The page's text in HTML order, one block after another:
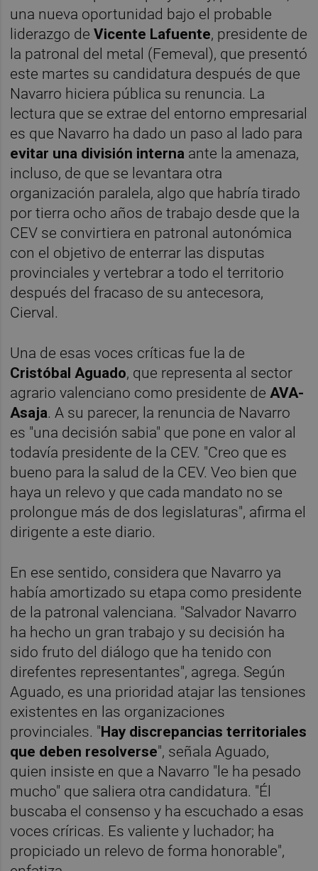
una nueva oportunidad bajo el probable
liderazgo deVicente Lafuente, presidente de
la patronal del metal (Femeval), que presentó
este martes su candidatura después de que
Navarro hiciera pública su renuncia. La
lectura que se extrae del entorno empresarial
es que Navarro ha dado un paso al lado para
evitar una división interna ante la amenaza,
incluso, de que se levantara otra
organización paralela, algo que habría tirado
por tierra ocho años de trabajo desde que la
CEV se convirtiera en patronal autonómica
con el objetivo de enterrar las disputas
provinciales y vertebrar a todo el territorio
después del fracaso de su antecesora,
Cierval.
Una de esas voces críticas fue la de
Cristóbal Aguado, que representa al sector
agrario valenciano como presidente deAVA-
Asaja. A su parecer, la renuncia de Navarro
es "una decisión sabia" que pone en valor al
todavía presidente de la CEV. "Creo que es
bueno para la salud de la CEV. Veo bien que
haya un relevo y que cada mandato no se
prolongue más de dos legislaturas", afirma el
dirigente a este diario.
En ese sentido, considera que Navarro ya
había amortizado su etapa como presidente
de la patronal valenciana. "Salvador Navarro
ha hecho un gran trabajo y su decisión ha
sido fruto del diálogo que ha tenido con
direfentes representantes", agrega. Según
Aguado, es una prioridad atajar las tensiones
existentes en las organizaciones
provinciales. "Hay discrepancias territoriales
que deben resolverse", señala Aguado,
quien insiste en que a Navarro "le ha pesado
mucho" que saliera otra candidatura. "Él
buscaba el consenso y ha escuchado a esas
voces críricas. Es valiente y luchador; ha
propiciado un relevo de forma honorable",